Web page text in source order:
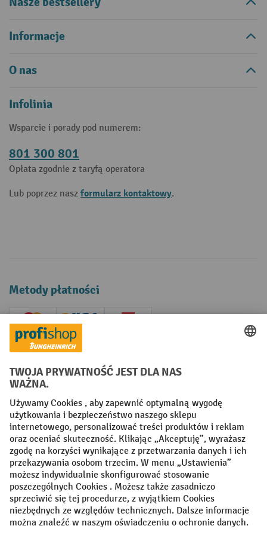
Informacje
O nas
Infolinia
Wsparcie i porady pod numerem:
801 300 801
Opłata zgodnie z taryfą operatora
Lub poprzez nasz formularz kontaktowy.
Metody płatności
Creditcard (Master)Creditcard (Visa)
Factura Przedpłata
Sieci społecznościowe
Facebook
YouTube
LinkedIn
Instagram
Regulamin Impressum PL
Oświadczenie o ochronie danych
Ustawienia prywatności